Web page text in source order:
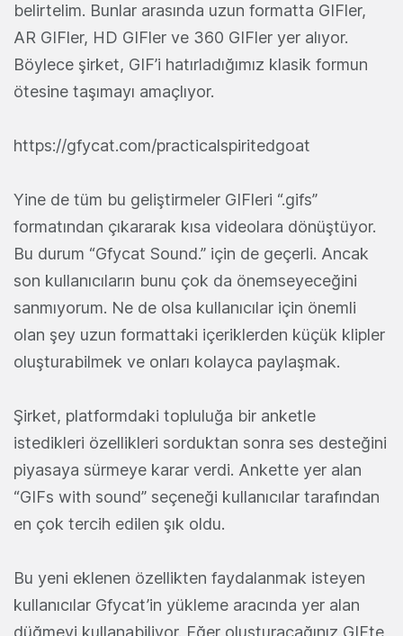
belirtelim. Bunlar arasında uzun formatta GIFler,
AR GIFler, HD GIFler ve 360 GIFler yer alıyor.
Böylece şirket, GIF’i hatırladığımız klasik formun
ötesine taşımayı amaçlıyor.
https://gfycat.com/practicalspiritedgoat
Yine de tüm bu geliştirmeler GIFleri “.gifs”
formatından çıkararak kısa videolara dönüştüyor.
Bu durum “Gfycat Sound.” için de geçerli. Ancak
son kullanıcıların bunu çok da önemseyeceğini
sanmıyorum. Ne de olsa kullanıcılar için önemli
olan şey uzun formattaki içeriklerden küçük klipler
oluşturabilmek ve onları kolayca paylaşmak.
Şirket, platformdaki topluluğa bir anketle
istedikleri özellikleri sorduktan sonra ses desteğini
piyasaya sürmeye karar verdi. Ankette yer alan
“GIFs with sound” seçeneği kullanıcılar tarafından
en çok tercih edilen şık oldu.
Bu yeni eklenen özellikten faydalanmak isteyen
kullanıcılar Gfycat’in yükleme aracında yer alan
düğmeyi kullanabiliyor. Eğer oluşturacağınız GIFte